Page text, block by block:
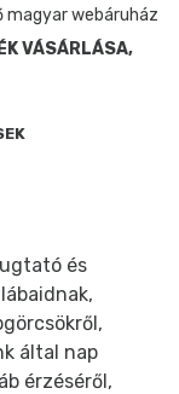
magyar webáruház
VÁSÁRLÁSA,
és
által nap
érzéséről,